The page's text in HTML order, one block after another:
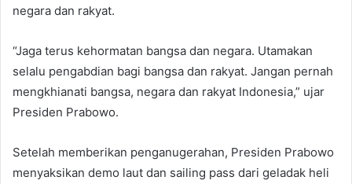
negara dan rakyat.
“Jaga terus kehormatan bangsa dan negara. Utamakan
selalu pengabdian bagi bangsa dan rakyat. Jangan pernah
mengkhianati bangsa, negara dan rakyat Indonesia,” ujar
Presiden Prabowo.
Setelah memberikan penganugerahan, Presiden Prabowo
menyaksikan demo laut dan sailing pass dari geladak heli